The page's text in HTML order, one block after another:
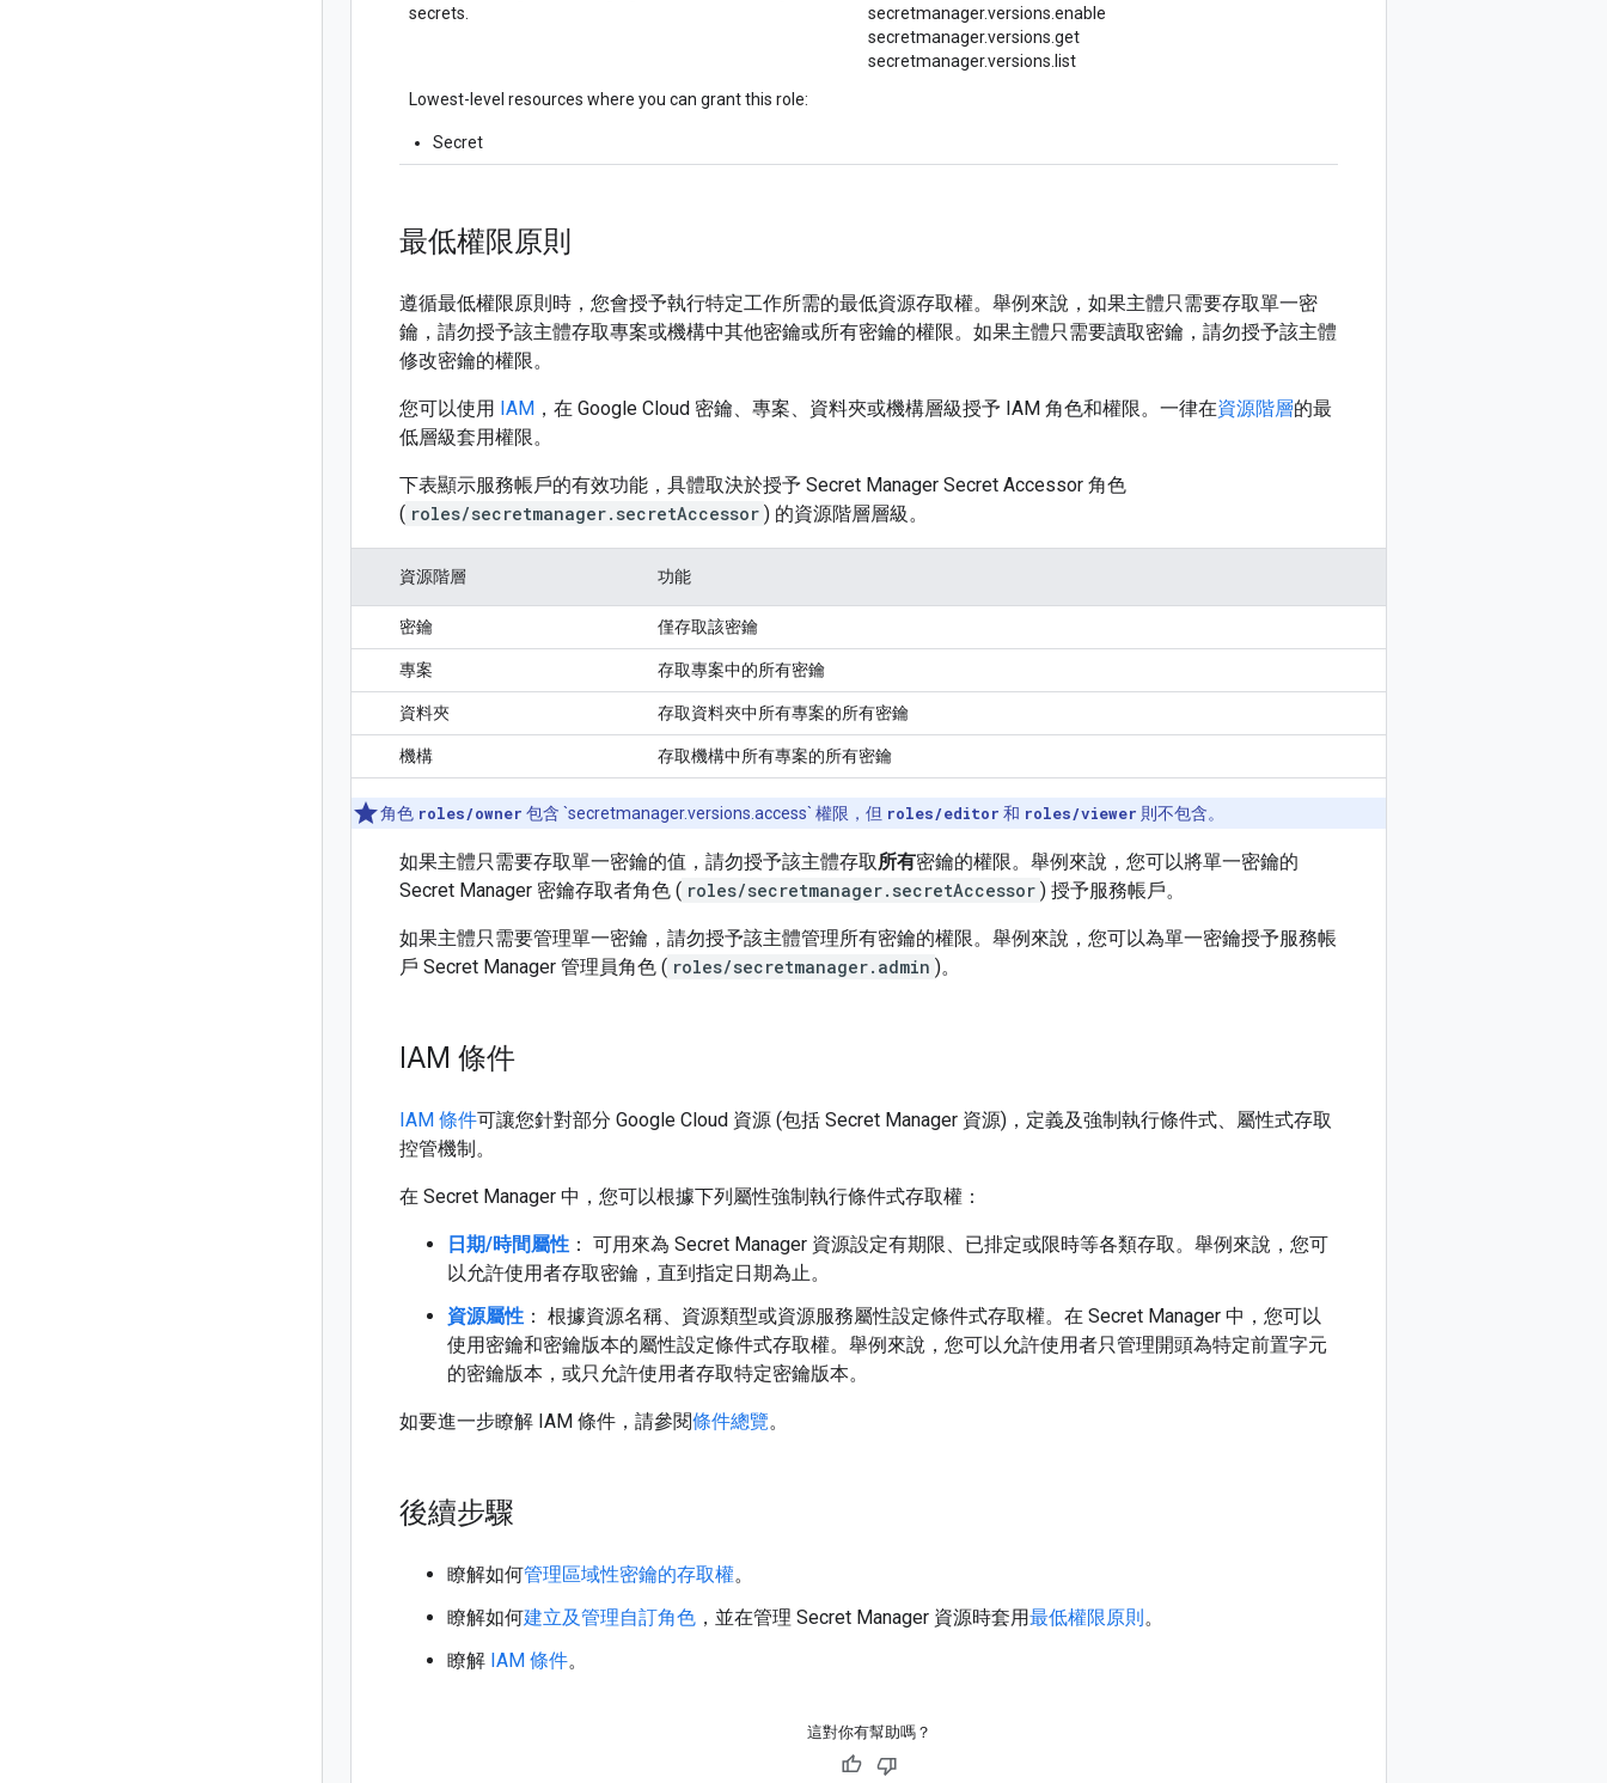
secrets.
Lowest-level resources where you can grant this role:
Secret
secretmanager.versions.enable
secretmanager.versions.get
secretmanager.versions.list
最低權限原則
遵循最低權限原則時，您會授予執行特定工作所需的最低資源存取權。舉例來說，如果主體只需要存取單一密
鑰，請勿授予該主體存取專案或機構中其他密鑰或所有密鑰的權限。如果主體只需要讀取密鑰，請勿授予該主體
修改密鑰的權限。
您可以使用 IAM ，在 Google Cloud 密鑰、專案、資料夾或機構層級授予 IAM 角色和權限。一律在資源階層的最
低層級套用權限。
下表顯示服務帳戶的有效功能，具體取決於授予 Secret Manager Secret Accessor 角色
( roles/secretmanager.secretAccessor ) 的資源階層層級。
資源階層 功能
密鑰 僅存取該密鑰
專案 存取專案中的所有密鑰
資料夾 存取資料夾中所有專案的所有密鑰
機構 存取機構中所有專案的所有密鑰
角色 roles/owner 包含 `secretmanager.versions.access` 權限，但 roles/editor 和 roles/viewer 則不包含。
如果主體只需要存取單一密鑰的值，請勿授予該主體存取所有密鑰的權限。舉例來說，您可以將單一密鑰的
Secret Manager 密鑰存取者角色 ( roles/secretmanager.secretAccessor ) 授予服務帳戶。
如果主體只需要管理單一密鑰，請勿授予該主體管理所有密鑰的權限。舉例來說，您可以為單一密鑰授予服務帳
戶 Secret Manager 管理員角色 ( roles/secretmanager.admin )。
IAM 條件
IAM 條件可讓您針對部分 Google Cloud 資源 (包括 Secret Manager 資源)，定義及強制執行條件式、屬性式存取
控管機制。
在 Secret Manager 中，您可以根據下列屬性強制執行條件式存取權：
日期/時間屬性 ： 可用來為 Secret Manager 資源設定有期限、已排定或限時等各類存取。舉例來說，您可
以允許使用者存取密鑰，直到指定日期為止。
資源屬性 ： 根據資源名稱、資源類型或資源服務屬性設定條件式存取權。在 Secret Manager 中，您可以
使用密鑰和密鑰版本的屬性設定條件式存取權。舉例來說，您可以允許使用者只管理開頭為特定前置字元
的密鑰版本，或只允許使用者存取特定密鑰版本。
如要進一步瞭解 IAM 條件，請參閱條件總覽。
後續步驟
瞭解如何管理區域性密鑰的存取權。
瞭解如何建立及管理自訂角色 ，並在管理 Secret Manager 資源時套用最低權限原則。
瞭解 IAM 條件。
這對你有幫助嗎？